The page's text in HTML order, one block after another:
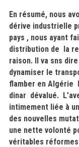
En résumé, nous
dérive industrielle
pays , nous ayant
distribution de la
raison. Il va sns
dynamiser le
flamber en Algérie
dinar dévalué.
intimement liée à
des nouvelles
une nette volonté
véritables